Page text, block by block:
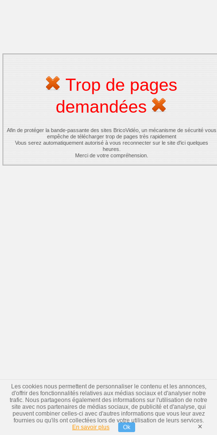
Trop de pages
demandées
Afin de protéger la bande-passante des sites BricoVidéo, un mécanisme de sécurité vous
empêche de télécharger trop de pages très rapidement
Vous serez automatiquement autorisé à vous reconnecter sur le site d'ici quelques
heures.
Merci de votre compréhension.
Les cookies nous permettent de personnaliser le contenu et les annonces,
d'offrir des fonctionnalités relatives aux médias sociaux et d'analyser notre
trafic. Nous partageons également des informations sur l'utilisation de notre
site avec nos partenaires de médias sociaux, de publicité et d'analyse, qui
peuvent combiner celles-ci avec d'autres informations que vous leur avez
fournies ou qu'ils ont collectées lors de votre utilisation de leurs services.
En savoir plus
Ok ×